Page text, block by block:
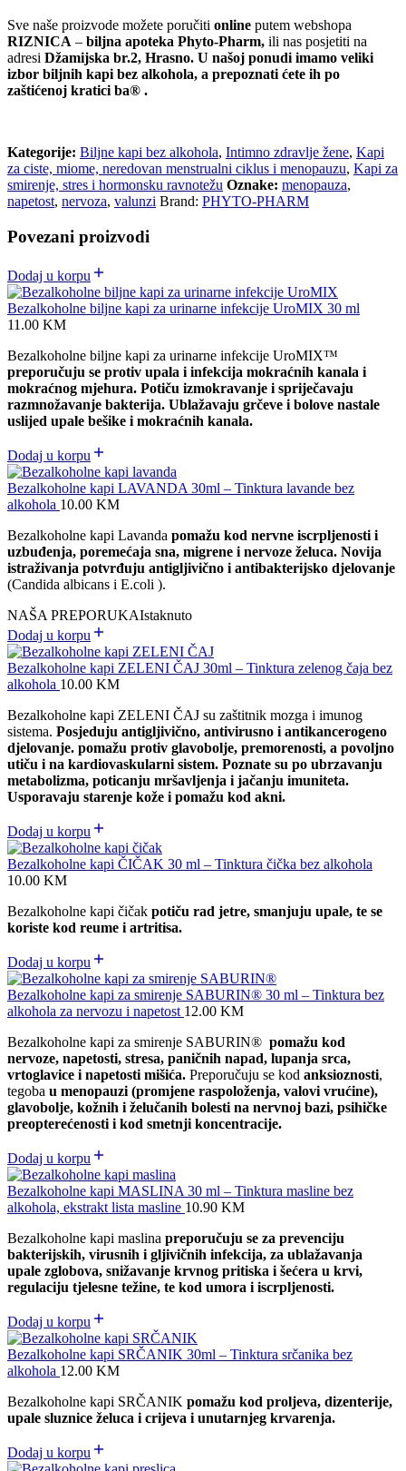
Sve naše proizvode možete poručiti online putem webshopa
RIZNICA – biljna apoteka Phyto-Pharm, ili nas posjetiti na
adresi Džamijska br.2, Hrasno. U našoj ponudi imamo veliki
izbor biljnih kapi bez alkohola, a prepoznati ćete ih po
zaštićenoj kratici ba® .
Kategorije: Biljne kapi bez alkohola, Intimno zdravlje žene, Kapi
za ciste, miome, neredovan menstrualni ciklus i menopauzu, Kapi za
smirenje, stres i hormonsku ravnotežu Oznake: menopauza,
napetost, nervoza, valunzi Brand: PHYTO-PHARM
Povezani proizvodi
Dodaj u korpu
Bezalkoholne biljne kapi za urinarne infekcije UroMIX 30 ml
11.00 KM
Bezalkoholne biljne kapi za urinarne infekcije UroMIX™
preporučuju se protiv upala i infekcija mokraćnih kanala i
mokraćnog mjehura. Potiču izmokravanje i spriječavaju
razmnožavanje bakterija. Ublažavaju grčeve i bolove nastale
uslijed upale bešike i mokraćnih kanala.
Dodaj u korpu
Bezalkoholne kapi LAVANDA 30ml – Tinktura lavande bez
alkohola 10.00 KM
Bezalkoholne kapi Lavanda pomažu kod nervne iscrpljenosti i
uzbuđenja, poremećaja sna, migrene i nervoze želuca. Novija
istraživanja potvrđuju antigljivično i antibakterijsko djelovanje
(Candida albicans i E.coli ).
NAŠA PREPORUKAIstaknuto
Dodaj u korpu
Bezalkoholne kapi ZELENI ČAJ 30ml – Tinktura zelenog čaja bez
alkohola 10.00 KM
Bezalkoholne kapi ZELENI ČAJ su zaštitnik mozga i imunog
sistema. Posjeduju antigljivično, antivirusno i antikancerogeno
djelovanje. pomažu protiv glavobolje, premorenosti, a povoljno
utiču i na kardiovaskularni sistem. Poznate su po ubrzavanju
metabolizma, poticanju mršavljenja i jačanju imuniteta.
Usporavaju starenje kože i pomažu kod akni.
Dodaj u korpu
Bezalkoholne kapi ČIČAK 30 ml – Tinktura čička bez alkohola
10.00 KM
Bezalkoholne kapi čičak potiču rad jetre, smanjuju upale, te se
koriste kod reume i artritisa.
Dodaj u korpu
Bezalkoholne kapi za smirenje SABURIN® 30 ml – Tinktura bez
alkohola za nervozu i napetost 12.00 KM
Bezalkoholne kapi za smirenje SABURIN® pomažu kod
nervoze, napetosti, stresa, paničnih napad, lupanja srca,
vrtoglavice i napetosti mišića. Preporučuju se kod anksioznosti,
tegoba u menopauzi (promjene raspoloženja, valovi vrućine),
glavobolje, kožnih i želučanih bolesti na nervnoj bazi, psihičke
preopterećenosti i kod smetnji koncentracije.
Dodaj u korpu
Bezalkoholne kapi MASLINA 30 ml – Tinktura masline bez
alkohola, ekstrakt lista masline 10.90 KM
Bezalkoholne kapi maslina preporučuju se za prevenciju
bakterijskih, virusnih i gljivičnih infekcija, za ublažavanja
upale zglobova, snižavanje krvnog pritiska i šećera u krvi,
regulaciju tjelesne težine, te kod umora i iscrpljenosti.
Dodaj u korpu
Bezalkoholne kapi SRČANIK 30ml – Tinktura srčanika bez
alkohola 12.00 KM
Bezalkoholne kapi SRČANIK pomažu kod proljeva, dizenterije,
upale sluznice želuca i crijeva i unutarnjeg krvarenja.
Dodaj u korpu